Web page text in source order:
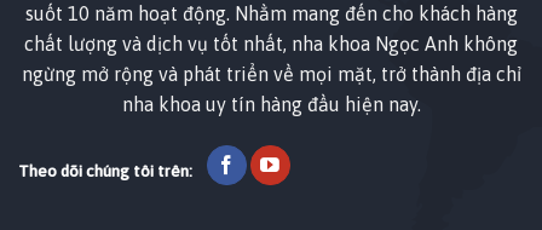
suốt 10 năm hoạt động. Nhằm mang đến cho khách hàng
chất lượng và dịch vụ tốt nhất, nha khoa Ngọc Anh không
ngừng mở rộng và phát triển về mọi mặt, trở thành địa chỉ
nha khoa uy tín hàng đầu hiện nay.
Theo dõi chúng tôi trên: